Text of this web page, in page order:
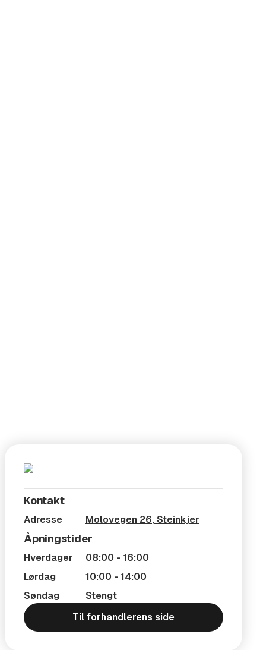
Kontakt
Adresse Molovegen 26, Steinkjer
Åpningstider
Hverdager
08:00 - 16:00
Lørdag
10:00 - 14:00
Søndag
Stengt
Til forhandlerens side